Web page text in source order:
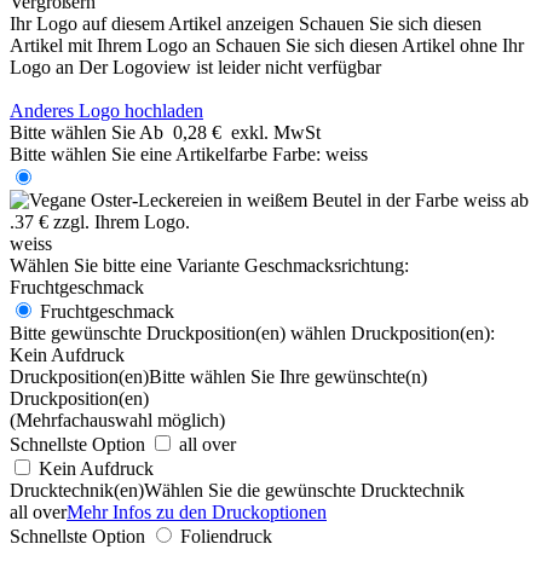
Ihr Logo auf diesem Artikel anzeigen Schauen Sie sich diesen
Artikel mit Ihrem Logo an Schauen Sie sich diesen Artikel ohne Ihr
Logo an Der Logoview ist leider nicht verfügbar
Anderes Logo hochladen
Bitte wählen Sie Ab 0,28 € exkl. MwSt
Bitte wählen Sie eine Artikelfarbe Farbe: weiss
weiss
Wählen Sie bitte eine Variante Geschmacksrichtung:
Fruchtgeschmack
Fruchtgeschmack
Bitte gewünschte Druckposition(en) wählen Druckposition(en):
Kein Aufdruck
Druckposition(en)Bitte wählen Sie Ihre gewünschte(n)
Druckposition(en)
(Mehrfachauswahl möglich)
Schnellste Option
all over
Kein Aufdruck
Drucktechnik(en)Wählen Sie die gewünschte Drucktechnik
all overMehr Infos zu den Druckoptionen
Schnellste Option
Foliendruck